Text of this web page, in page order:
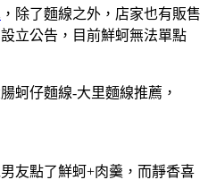
，除了麵線之外，店家也有販售
立公告，目前鮮蚵無法單點
友點了鮮蚵+肉羹，而靜香喜